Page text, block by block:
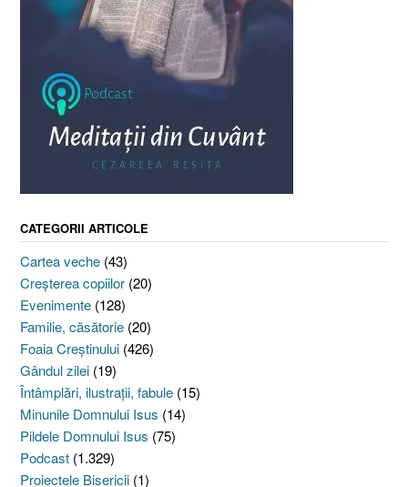
CATEGORII ARTICOLE
Cartea veche (43)
Creşterea copiilor (20)
Evenimente (128)
Familie, căsătorie (20)
Foaia Creştinului (426)
Gândul zilei (19)
Întâmplări, ilustraţii, fabule (15)
Minunile Domnului Isus (14)
Pildele Domnului Isus (75)
Podcast (1.329)
Proiectele Bisericii (1)